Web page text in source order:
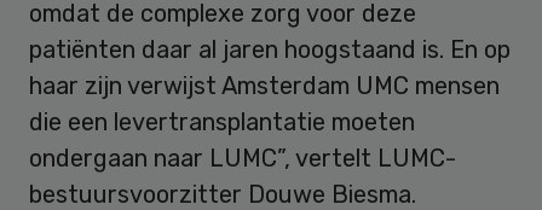
omdat de complexe zorg voor deze
patiënten daar al jaren hoogstaand is. En op
haar zijn verwijst Amsterdam UMC mensen
die een levertransplantatie moeten
ondergaan naar LUMC”, vertelt LUMC-
bestuursvoorzitter Douwe Biesma.